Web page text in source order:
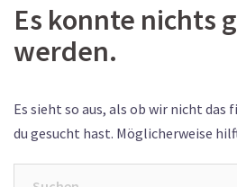
Es konnte nichts
werden.
Es sieht so aus, als ob wir nicht das
du gesucht hast. Möglicherweise